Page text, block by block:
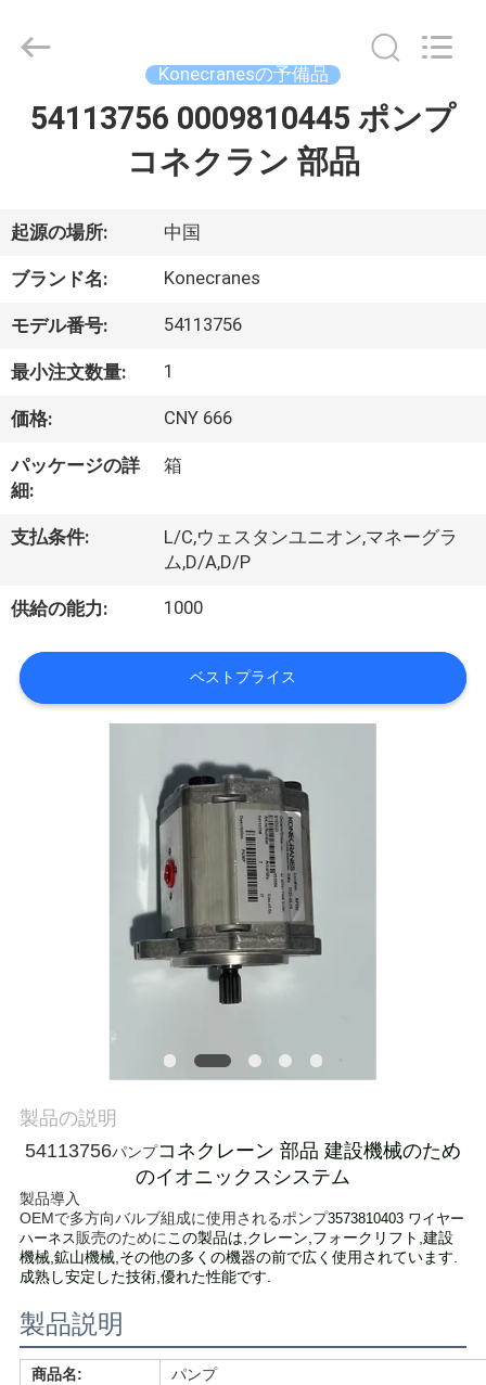
ロ
ダ
ク
ト
達
に
い
て
私
達
に
連
絡
し
Equipment
Reserved.
Developed
Konecranesの予備品
54113756 0009810445 ポンプ
コネクラン 部品
起源の場所: 中国
ブランド名: Konecranes
モデル番号: 54113756
最小注文数量: 1
価格: CNY 666
パッケージの詳
細:
箱
支払条件:
L/C,ウェスタンユニオン,マネーグラ
ム,D/A,D/P
供給の能力: 1000
ベストプライス
製品の説明
54113756パンプコネクレーン 部品 建設機械のため
のイオニックスシステム
製品導入
OEMで多方向バルブ組成に使用されるポンプ3573810403 ワイヤー
ハーネス販売のためにこの製品は,クレーン,フォークリフト,建設
機械,鉱山機械,その他の多くの機器の前で広く使用されています.
成熟し安定した技術,優れた性能です.
製品説明
商品名:
パンプ